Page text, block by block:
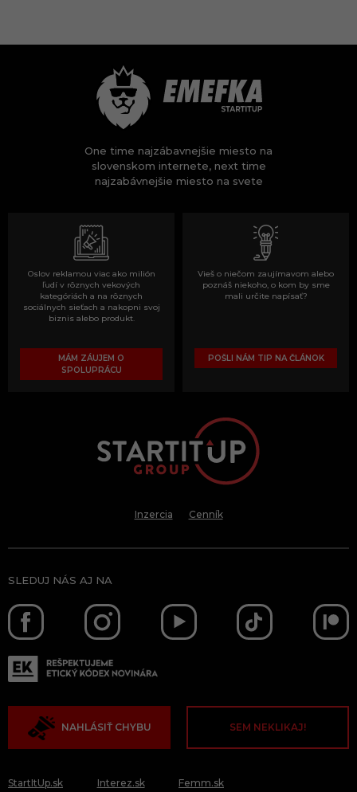
One time najzábavnejšie miesto na
slovenskom internete, next time
najzabávnejšie miesto na svete
Oslov reklamou viac ako milión
ľudí v rôznych vekových
kategóriách a na rôznych
sociálnych sieťach a nakopni svoj
biznis alebo produkt.
MÁM ZÁUJEM O
SPOLUPRÁCU
Vieš o niečom zaujímavom alebo
poznáš niekoho, o kom by sme
mali určite napísať?
POŠLI NÁM TIP NA ČLÁNOK
Inzercia Cenník
SLEDUJ NÁS AJ NA
NAHLÁSIŤ CHYBU SEM NEKLIKAJ!
StartItUp.sk Interez.sk Femm.sk